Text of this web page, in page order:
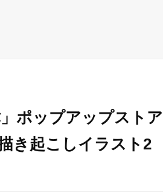
ポップアップストア
き起こしイラスト2